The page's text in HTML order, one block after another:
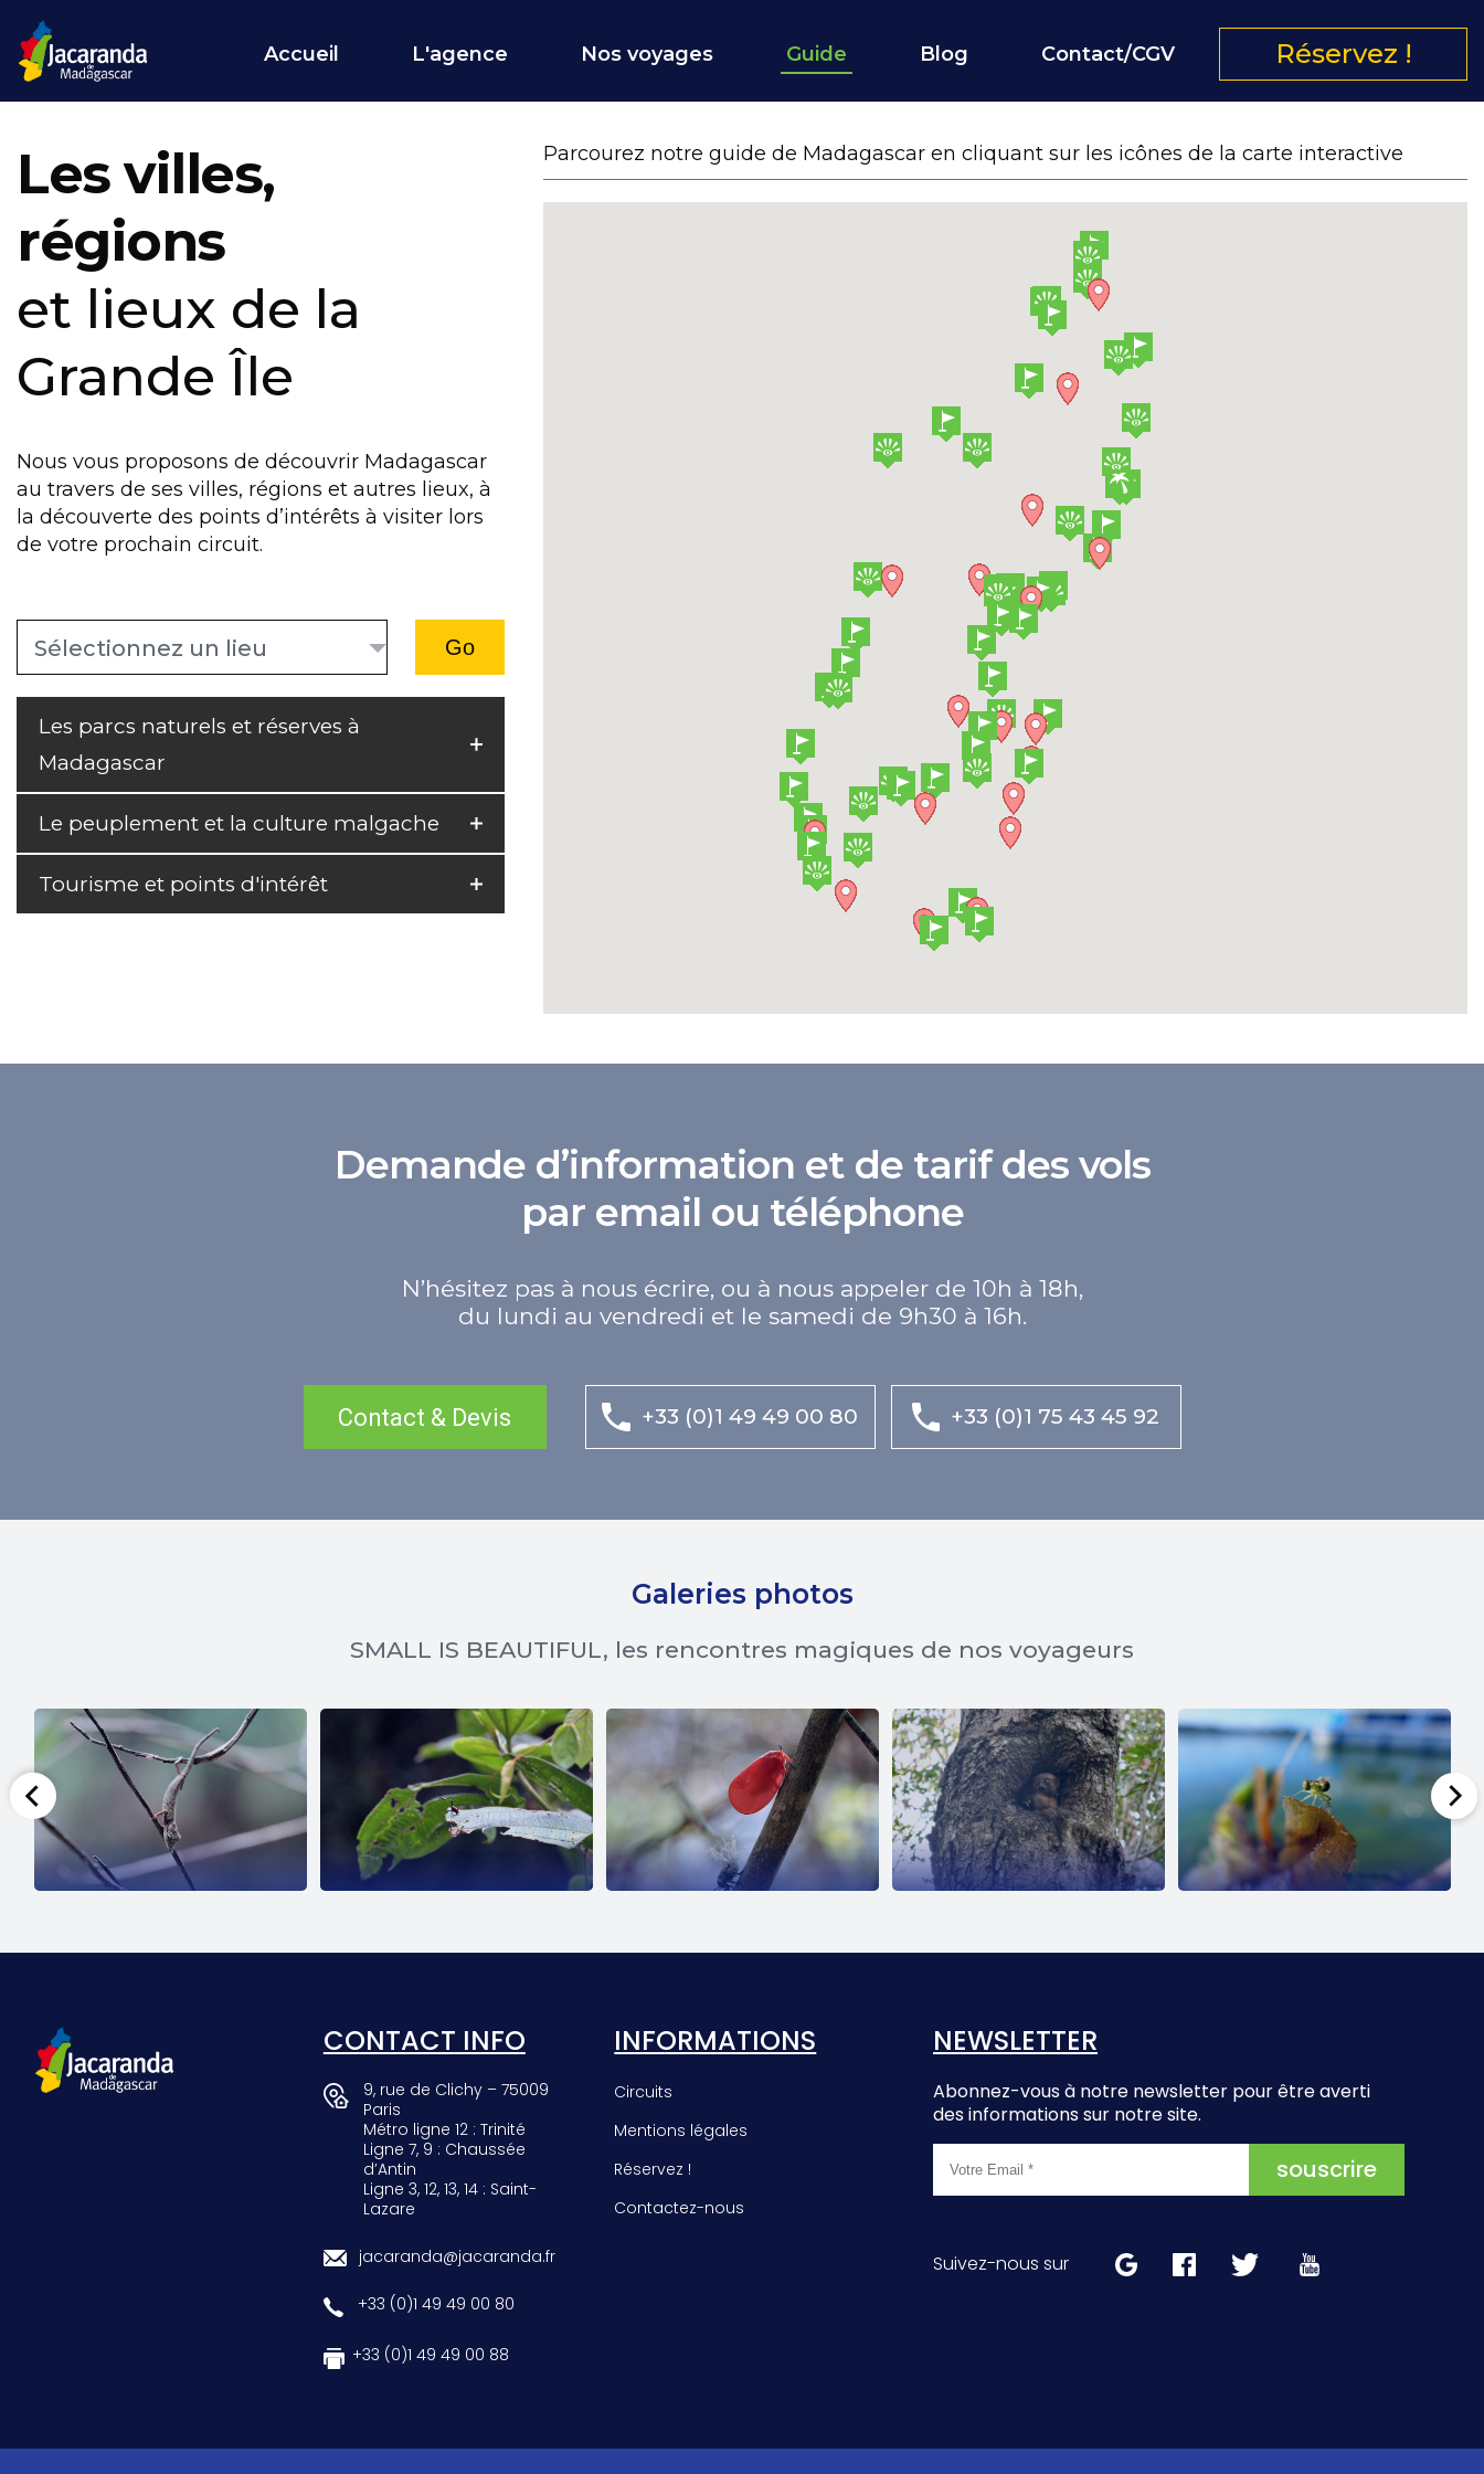
Accueil L'agence Nos voyages Guide Blog Contact/CGV Réservez !
Les villes,
régions
et lieux de la
Grande Île
Nous vous proposons de découvrir Madagascar
au travers de ses villes, régions et autres lieux, à
la découverte des points d’intérêts à visiter lors
de votre prochain circuit.
Sélectionnez un lieu
Les parcs naturels et réserves à
Madagascar
Le peuplement et la culture malgache
Tourisme et points d'intérêt
Parcourez notre guide de Madagascar en cliquant sur les icônes de la carte interactive
Demande d’information et de tarif des vols
par email ou téléphone
N’hésitez pas à nous écrire, ou à nous appeler de 10h à 18h,
du lundi au vendredi et le samedi de 9h30 à 16h.
Contact & Devis +33 (0)1 49 49 00 80 +33 (0)1 75 43 45 92
Galeries photos
SMALL IS BEAUTIFUL, les rencontres magiques de nos voyageurs
CONTACT INFO
9, rue de Clichy – 75009
Paris
Métro ligne 12 : Trinité
Ligne 7, 9 : Chaussée
d’Antin
Ligne 3, 12, 13, 14 : Saint-
Lazare
jacaranda@jacaranda.fr
+33 (0)1 49 49 00 80
+33 (0)1 49 49 00 88
INFORMATIONS
Circuits
Mentions légales
Réservez !
Contactez-nous
NEWSLETTER
Abonnez-vous à notre newsletter pour être averti
des informations sur notre site.
Suivez-nous sur